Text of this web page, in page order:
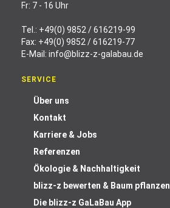
Fr: 7 - 16 Uhr
Tel.: +49(0) 9852 / 616219-99
Fax: +49(0) 9852 / 616219-77
E-Mail: info@blizz-z-galabau.de
SERVICE
Über uns
Kontakt
Karriere & Jobs
Referenzen
Ökologie & Nachhaltigkeit
blizz-z bewerten & Baum pflanzen
Die blizz-z GaLaBau App